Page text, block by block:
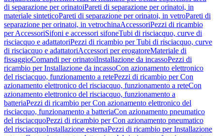
di separazione per orinatoiPareti di separazione per orinatoi, in
materiale sinteticoPareti di separazione per orinatoi, in vetroPareti di
separazione per orinatoi, in vetrochinaAccessoriPezzi di ricambio
per AccessoriSifoni e accessori sifoneTubi di risciacquo, curve di
risciacquo e adattatoriPezzi di ricambio per Tubi di risciacquo, curve
di risciacquo e adattatoriAccessori per erogatoreMateriale di
fissaggioComandi per orinatoiInstallazione da incassoPezzi di
ricambio per Installazione da incassoCon azionamento elettronico
del risciacquo, funzionamento a retePezzi di ricambio per Con
azionamento elettronico del risciacquo, funzionamento a reteCon
azionamento elettronico del risciacquo, funzionamento a
batteriaPezzi di ricambio per Con azionamento elettronico del
risciacquo, funzionamento a batteriaCon azionamento pneumatico
del risciacquoPezzi di ricambio per Con azionamento pneumatico
del risciacquoInstallazione esternaPezzi di ricambio per Installazione